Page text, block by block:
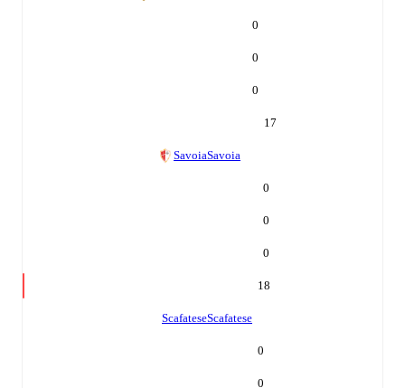
0
0
0
17
SavoiaSavoia
0
0
0
18
ScafateseScafatese
0
0